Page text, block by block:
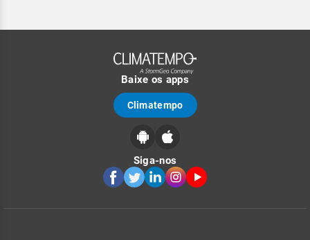
Baixe os apps
Climatempo
Siga-nos